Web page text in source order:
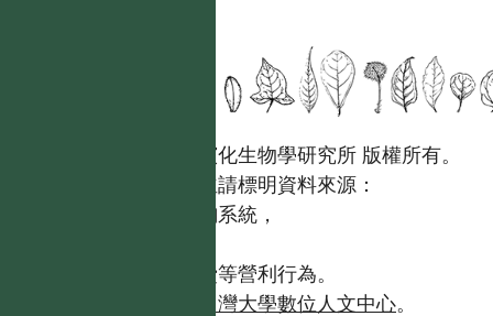
國立台灣大學生態學與演化生物學研究所 版權所有。
歡迎引用本網站資料，並請標明資料來源：
【台灣植物資訊整合查詢系統，
且不得有收取資料查詢費等營利行為。
台灣大學數位人文中心。